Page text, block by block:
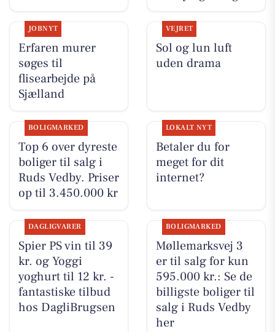
JOBNYT
Erfaren murer
søges til
flisearbejde på
Sjælland
VEJRET
Sol og lun luft
uden drama
BOLIGMARKED
Top 6 over dyreste
boliger til salg i
Ruds Vedby. Priser
op til 3.450.000 kr
LOKALT NYT
Betaler du for
meget for dit
internet?
DAGLIGVARER
Spier PS vin til 39
kr. og Yoggi
yoghurt til 12 kr. -
fantastiske tilbud
hos DagliBrugsen
BOLIGMARKED
Møllemarksvej 3
er til salg for kun
595.000 kr.: Se de
billigste boliger til
salg i Ruds Vedby
her